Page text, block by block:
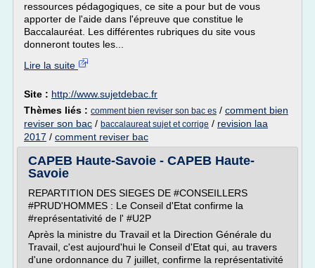
ressources pédagogiques, ce site a pour but de vous
apporter de l'aide dans l'épreuve que constitue le
Baccalauréat. Les différentes rubriques du site vous
donneront toutes les...
Lire la suite
Site : http://www.sujetdebac.fr
Thèmes liés : comment bien reviser son bac es / comment bien
reviser son bac / baccalaureat sujet et corrige / revision laa
2017 / comment reviser bac
CAPEB Haute-Savoie - CAPEB Haute-
Savoie
REPARTITION DES SIEGES DE #CONSEILLERS
#PRUD'HOMMES : Le Conseil d'Etat confirme la
#représentativité de l' #U2P
Après la ministre du Travail et la Direction Générale du
Travail, c'est aujourd'hui le Conseil d'Etat qui, au travers
d'une ordonnance du 7 juillet, confirme la représentativité